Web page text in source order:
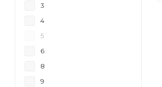
3
4
5
6
8
9